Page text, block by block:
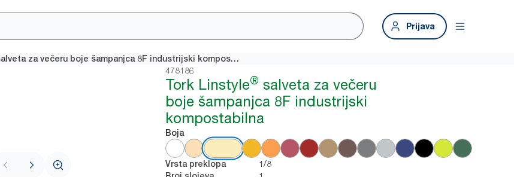
Prijava
Tork Linstyle® salveta za večeru boje šampanjca 8F industrijski kompostabilna
478186
Tork Linstyle® salveta za večeru
boje šampanjca 8F industrijski
kompostabilna
Boja
Vrsta preklopa 1/8